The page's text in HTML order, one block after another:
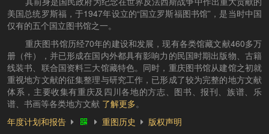
美国总统罗斯福，于1947年设立的“国立罗斯福图书馆”，是当时中国
仅有的五个国立图书馆之一。
重庆图书馆历经70年的建设和发展，现有各类馆藏文献460多万
册（件），并已形成在国内外都具有影响力的民国时期出版物、古籍
线装书、联合国资料三大馆藏特色。同时，重庆图书馆从建馆之初就
重视地方文献的征集整理与研究工作，已形成了较为完整的地方文献
体系，主要收集有重庆及四川各地的方志、图书、报刊、族谱、乐
谱、书画等各类地方文献 了解更多。
年度计划和报告
重图历史 版权声明